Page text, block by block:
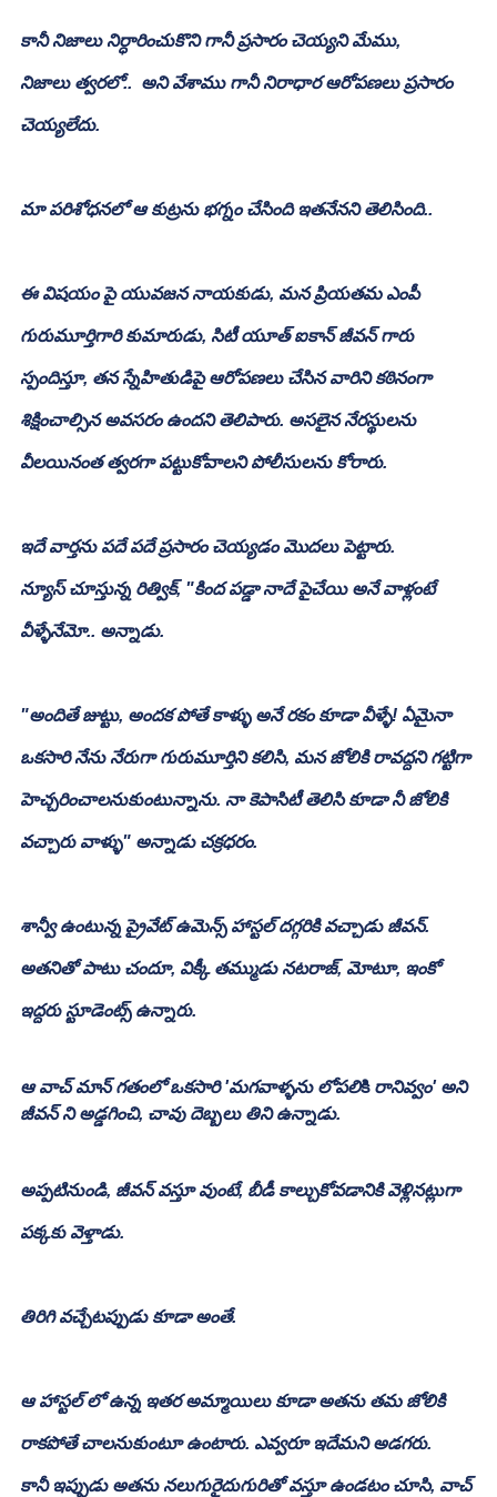
కానీ నిజాలు నిర్ధారించుకొని గానీ ప్రసారం చెయ్యని మేము,
నిజాలు త్వరలో..  అని వేశాము గానీ నిరాధార ఆరోపణలు ప్రసారం
చెయ్యలేదు.
మా పరిశోధనలో ఆ కుట్రను భగ్నం చేసింది ఇతనేనని తెలిసింది..
ఈ విషయం పై యువజన నాయకుడు, మన ప్రియతమ ఎంపీ
గురుమూర్తిగారి కుమారుడు, సిటీ యూత్ ఐకాన్ జీవన్ గారు
స్పందిస్తూ, తన స్నేహితుడిపై ఆరోపణలు చేసిన వారిని కఠినంగా
శిక్షించాల్సిన అవసరం ఉందని తెలిపారు. అసలైన నేరస్థులను
వీలయినంత త్వరగా పట్టుకోవాలని పోలీసులను కోరారు.
ఇదే వార్తను పదే పదే ప్రసారం చెయ్యడం మొదలు పెట్టారు.
న్యూస్ చూస్తున్న రిత్విక్, "కింద పడ్డా నాదే పైచేయి అనే వాళ్లంటే
వీళ్ళేనేమో.. అన్నాడు.
"అందితే జుట్టు, అందక పోతే కాళ్ళు అనే రకం కూడా వీళ్ళే! ఏమైనా
ఒకసారి నేను నేరుగా గురుమూర్తిని కలిసి, మన జోలికి రావద్దని గట్టిగా
హెచ్చరించాలనుకుంటున్నాను. నా కెపాసిటీ తెలిసి కూడా నీ జోలికి
వచ్చారు వాళ్ళు" అన్నాడు చక్రధరం.
శాన్వీ ఉంటున్న ప్రైవేట్ ఉమెన్స్ హాస్టల్ దగ్గరికి వచ్చాడు జీవన్.
అతనితో పాటు చందూ, విక్కీ తమ్ముడు నటరాజ్, మోటూ, ఇంకో
ఇద్దరు స్టూడెంట్స్ ఉన్నారు.
ఆ వాచ్ మాన్ గతంలో ఒకసారి 'మగవాళ్ళను లోపలికి రానివ్వం' అని
జీవన్ ని అడ్డగించి, చావు దెబ్బలు తిని ఉన్నాడు.
అప్పటినుండి, జీవన్ వస్తూ వుంటే, బీడీ కాల్చుకోవడానికి వెళ్లినట్లుగా
పక్కకు వెళ్తాడు.
తిరిగి వచ్చేటప్పుడు కూడా అంతే.
ఆ హాస్టల్ లో ఉన్న ఇతర అమ్మాయిలు కూడా అతను తమ జోలికి
రాకపోతే చాలనుకుంటూ ఉంటారు. ఎవ్వరూ ఇదేమని అడగరు.
కానీ ఇప్పుడు అతను నలుగురైదుగురితో వస్తూ ఉండటం చూసి, వాచ్